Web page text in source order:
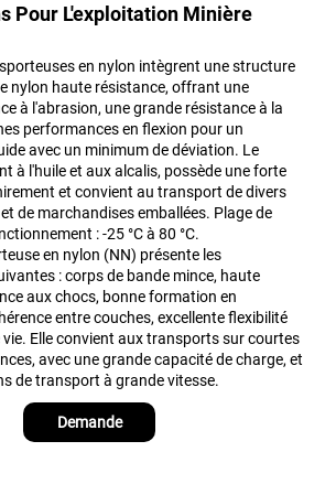
Pour L'exploitation Minière
en nylon intègrent une structure
nylon haute résistance, offrant une
à l'abrasion, une grande résistance à la
performances en flexion pour un
avec un minimum de déviation. Le
à l'huile et aux alcalis, possède une forte
et convient au transport de divers
de marchandises emballées. Plage de
: -25 °C à 80 °C.
en nylon (NN) présente les
: corps de bande mince, haute
aux chocs, bonne formation en
entre couches, excellente flexibilité
vie. Elle convient aux transports sur courtes
avec une grande capacité de charge, et
de transport à grande vitesse.
Demande